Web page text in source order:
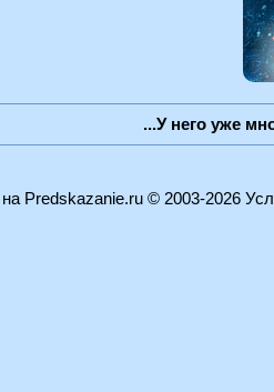
...У него уже
Predskazanie.ru© 2003-2026